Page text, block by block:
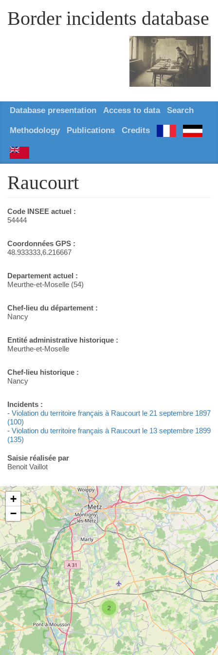
Border incidents database
Database presentation Access to data Search
Methodology Publications Credits
Raucourt
Code INSEE actuel :
54444
Coordonnées GPS :
48.933333,6.216667
Departement actuel :
Meurthe-et-Moselle (54)
Chef-lieu du département :
Nancy
Entité administrative historique :
Meurthe-et-Moselle
Chef-lieu historique :
Nancy
Incidents :
- Violation du territoire français à Raucourt le 21 septembre 1897
(100)
- Violation du territoire français à Raucourt le 13 septembre 1899
(135)
Saisie réalisée par
Benoit Vaillot
2
+
−